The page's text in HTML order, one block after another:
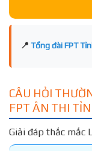
📍 Tổng đài FPT
CÂU HỎI
FPT ÂN THI
Giải đáp thắc mắc